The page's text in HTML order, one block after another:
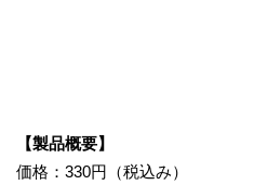
【製品概要】
価格：330円（税込み）